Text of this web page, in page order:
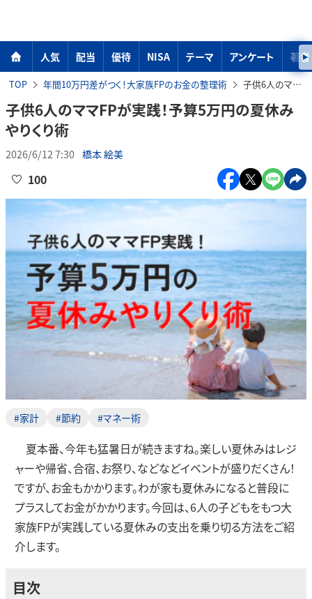
人気 配当 優待 NISA テーマ アンケート 著者
TOP 年間10万円差がつく！大家族FPのお金の整理術 子供6人のママFPが実践！予算5万円の夏休みやりくり術
子供6人のママFPが実践！予算5万円の夏休み
やりくり術
2026/6/12 7:30 橋本 絵美
100
#家計 #節約 #マネー術
夏本番、今年も猛暑日が続きますね。楽しい夏休みはレジ
ャーや帰省、合宿、お祭り、などなどイベントが盛りだくさん！
ですが、お金もかかります。わが家も夏休みになると普段に
プラスしてお金がかかります。今回は、6人の子どもをもつ大
家族FPが実践している夏休みの支出を乗り切る方法をご紹
介します。
目次